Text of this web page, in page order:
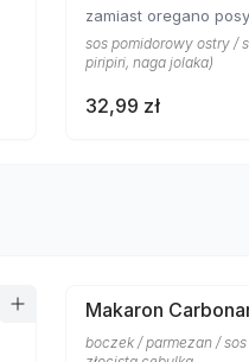
zamiast oregano
sos pomidorowy ostry /
piripiri, naga jolaka)
32,99 zł
Makaron
boczek / parmezan /